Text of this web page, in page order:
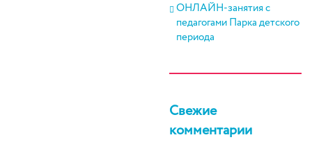
ОНЛАЙН-занятия с
педагогами Парка детского
периода
Свежие
комментарии